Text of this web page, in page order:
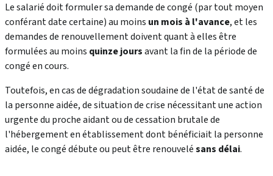
Le salarié doit formuler sa demande de congé (par tout moyen
conférant date certaine) au moins un mois à l'avance, et les
demandes de renouvellement doivent quant à elles être
formulées au moins quinze joursavant la fin de la période de
congé en cours.
Toutefois, en cas de dégradation soudaine de l'état de santé de
la personne aidée, de situation de crise nécessitant une action
urgente du proche aidant ou de cessation brutale de
l'hébergement en établissement dont bénéficiait la personne
aidée, le congé débute ou peut être renouvelésans délai.